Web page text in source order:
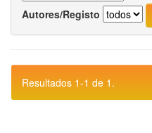
Autores/Registo
Resultados 1-1 de 1.